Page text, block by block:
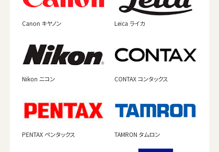
Canon キヤノン Leica ライカ
Nikon ニコン CONTAX コンタックス
PENTAX ペンタックス TAMRON タムロン